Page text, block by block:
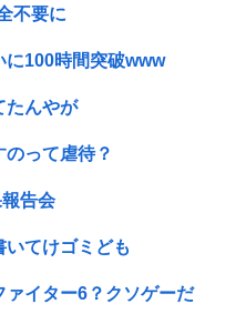
不要に
に100時間突破www
たんやが
って虐待？
告会
てけゴミども
イター6？クソゲーだ